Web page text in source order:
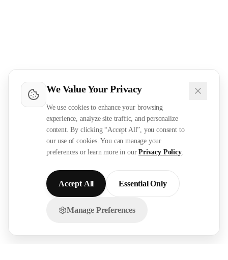
We Value Your Privacy
We use cookies to enhance your browsing
experience, analyze site traffic, and personalize
content. By clicking “Accept All”, you consent to
our use of cookies. You can manage your
preferences or learn more in our Privacy Policy.
Accept All Essential Only
Manage Preferences